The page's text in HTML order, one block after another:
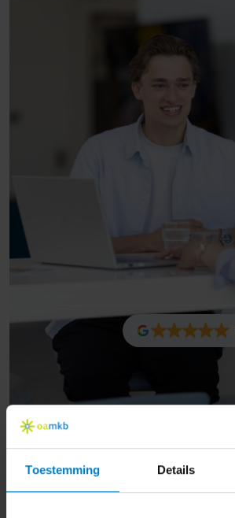
Toestemming Details